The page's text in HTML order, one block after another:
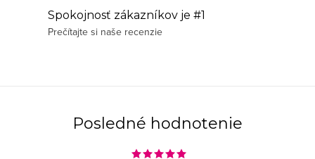
Spokojnosť zákazníkov je #1
Prečítajte si naše recenzie
Posledné hodnotenie